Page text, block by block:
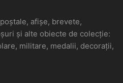
afișe, brevete,
și alte obiecte de colecție:
militare, medalii, decorații,